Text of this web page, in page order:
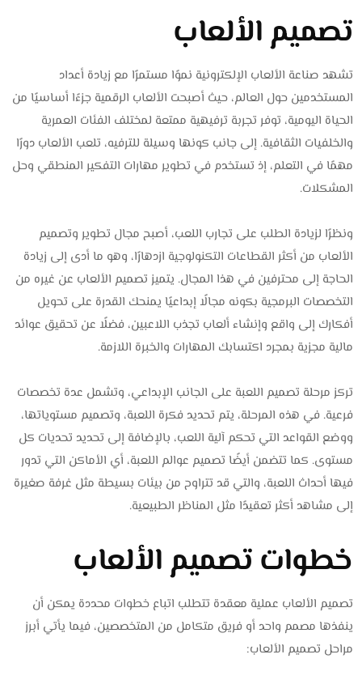
تصميم الألعاب
تشهد صناعة الألعاب الإلكترونية نموًا مستمرًا مع زيادة أعداد
المستخدمين حول العالم، حيث أصبحت الألعاب الرقمية جزءًا أساسيًا من
الحياة اليومية، توفر تجربة ترفيهية ممتعة لمختلف الفئات العمرية
والخلفيات الثقافية. إلى جانب كونها وسيلة للترفيه، تلعب الألعاب دورًا
مهمًا في التعلم، إذ تستخدم في تطوير مهارات التفكير المنطقي وحل
المشكلات.
ونظرًا لزيادة الطلب على تجارب اللعب، أصبح مجال تطوير وتصميم
الألعاب من أكثر القطاعات التكنولوجية ازدهارًا، وهو ما أدى إلى زيادة
الحاجة إلى محترفين في هذا المجال. يتميز تصميم الألعاب عن غيره من
التخصصات البرمجية بكونه مجالًا إبداعيًا يمنحك القدرة على تحويل
أفكارك إلى واقع وإنشاء ألعاب تجذب اللاعبين، فضلًا عن تحقيق عوائد
مالية مجزية بمجرد اكتسابك المهارات والخبرة اللازمة.
تركز مرحلة تصميم اللعبة على الجانب الإبداعي، وتشمل عدة تخصصات
فرعية. في هذه المرحلة، يتم تحديد فكرة اللعبة، وتصميم مستوياتها،
ووضع القواعد التي تحكم آلية اللعب، بالإضافة إلى تحديد تحديات كل
مستوى. كما تتضمن أيضًا تصميم عوالم اللعبة، أي الأماكن التي تدور
فيها أحداث اللعبة، والتي قد تتراوح من بيئات بسيطة مثل غرفة صغيرة
إلى مشاهد أكثر تعقيدًا مثل المناظر الطبيعية.
خطوات تصميم الألعاب
تصميم الألعاب عملية معقدة تتطلب اتباع خطوات محددة يمكن أن
ينفذها مصمم واحد أو فريق متكامل من المتخصصين، فيما يأتي أبرز
مراحل تصميم الألعاب: